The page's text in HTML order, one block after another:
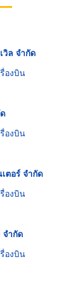
วิล จำกัด
องบิน
องบิน
ตอร์ จำกัด
องบิน
จำกัด
องบิน